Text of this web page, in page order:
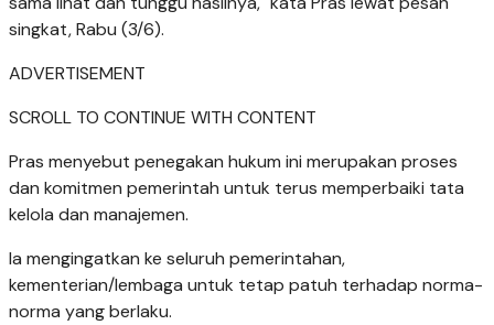
singkat, Rabu (3/6).
ADVERTISEMENT
SCROLL TO CONTINUE WITH CONTENT
Pras menyebut penegakan hukum ini merupakan proses
dan komitmen pemerintah untuk terus memperbaiki tata
kelola dan manajemen.
Ia mengingatkan ke seluruh pemerintahan,
kementerian/lembaga untuk tetap patuh terhadap norma-
norma yang berlaku.